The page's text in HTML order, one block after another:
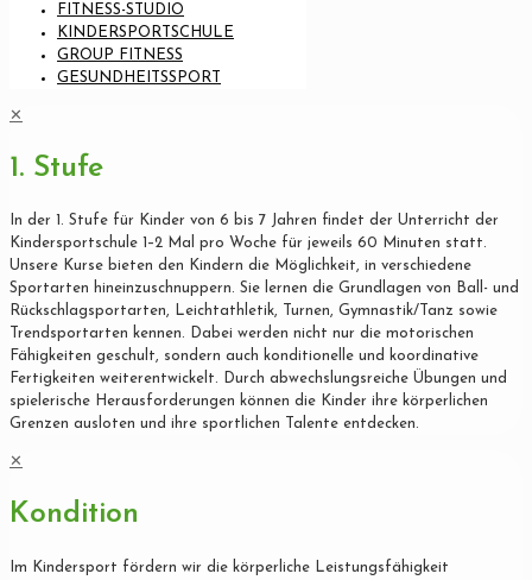
FITNESS-STUDIO
KINDERSPORTSCHULE
GROUP FITNESS
GESUNDHEITSSPORT
✕
1. Stufe
In der 1. Stufe für Kinder von 6 bis 7 Jahren findet der Unterricht der
Kindersportschule 1–2 Mal pro Woche für jeweils 60 Minuten statt.
Unsere Kurse bieten den Kindern die Möglichkeit, in verschiedene
Sportarten hineinzuschnuppern. Sie lernen die Grundlagen von Ball- und
Rückschlagsportarten, Leichtathletik, Turnen, Gymnastik/Tanz sowie
Trendsportarten kennen. Dabei werden nicht nur die motorischen
Fähigkeiten geschult, sondern auch konditionelle und koordinative
Fertigkeiten weiterentwickelt. Durch abwechslungsreiche Übungen und
spielerische Herausforderungen können die Kinder ihre körperlichen
Grenzen ausloten und ihre sportlichen Talente entdecken.
✕
Kondition
Im Kindersport fördern wir die körperliche Leistungsfähigkeit